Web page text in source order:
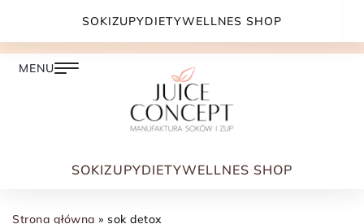
DARMOWA DOSTAWA PRZY ZAMÓWIENIU JUŻ OD
SOKIZUPYDIETYWELLNES SHOP
Strona główna » sok detox
SOKIZUPYDIETYWELLNES SHOP